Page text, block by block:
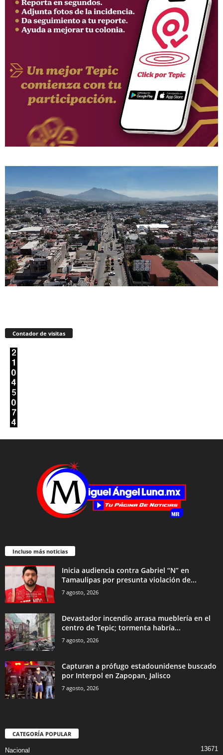
Contador de visitas
Incluso más noticias
Inicia audiencia contra Gabriel “N” en
Tamaulipas por presunta violación de...
7 agosto, 2026
Devastador incendio arrasa mueblería en el
centro de Tepic; tormenta habría...
7 agosto, 2026
Capturan a prófugo estadounidense buscado
por Interpol en Zapopan, Jalisco
7 agosto, 2026
CATEGORÍA POPULAR
Nacional 13671